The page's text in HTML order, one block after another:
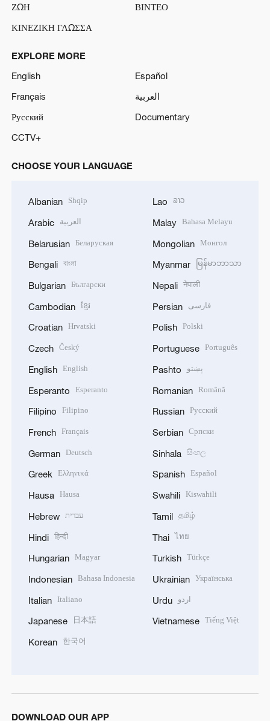
ΖΩΗ
ΒΙΝΤΕΟ
ΚΙΝΕΖΙΚΗ ΓΛΩΣΣΑ
EXPLORE MORE
English
Español
Français
العربية
Русский
Documentary
CCTV+
CHOOSE YOUR LANGUAGE
Albanian Shqip
Arabic العربية
Belarusian Беларуская
Bengali বাংলা
Bulgarian Български
Cambodian ខ្មែរ
Croatian Hrvatski
Czech Český
English English
Esperanto Esperanto
Filipino Filipino
French Français
German Deutsch
Greek Ελληνικά
Hausa Hausa
Hebrew עברית
Hindi हिन्दी
Hungarian Magyar
Indonesian Bahasa Indonesia
Italian Italiano
Japanese 日本語
Korean 한국어
Lao ລາວ
Malay Bahasa Melayu
Mongolian Монгол
Myanmar မြန်မာဘာသာ
Nepali नेपाली
Persian فارسی
Polish Polski
Portuguese Português
Pashto پښتو
Romanian Română
Russian Русский
Serbian Српски
Sinhala සිංහල
Spanish Español
Swahili Kiswahili
Tamil தமிழ்
Thai ไทย
Turkish Türkçe
Ukrainian Українська
Urdu اردو
Vietnamese Tiếng Việt
DOWNLOAD OUR APP